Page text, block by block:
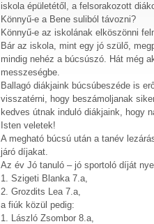
iskola épületétől, a felsorakozott
Könnyű-e a Bene suliból távozni?
Könnyű-e az iskolának elköszönni
Bár az iskola, mint egy jó szülő,
mindig nehéz a búcsúszó. Hát még
messzeségbe.
Ballagó diákjaink búcsúbeszéde is
visszatérni, hogy beszámoljanak
kedves útnak induló diákjaink, hogy
Isten veletek!
A megható búcsú után a tanév
járó díjakat.
Az év Jó tanuló – jó sportoló díját
1. Szigeti Blanka 7.a,
2. Grozdits Lea 7.a,
a fiúk közül pedig:
1. László Zsombor 8.a,